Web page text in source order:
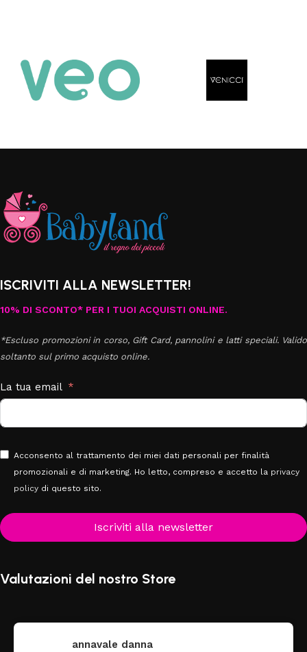
ISCRIVITI ALLA NEWSLETTER!
10% DI SCONTO* PER I TUOI ACQUISTI ONLINE.
*Escluso promozioni in corso, Gift Card, pannolini e latti speciali. Valido
soltanto sul primo acquisto online.
La tua email
Acconsento al trattamento dei miei dati personali per finalità
promozionali e di marketing. Ho letto, compreso e accetto la privacy
policy di questo sito.
Iscriviti alla newsletter
Valutazioni del nostro Store
annavale danna